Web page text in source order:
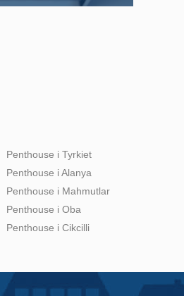
Penthouse i Tyrkiet
Penthouse i Alanya
Penthouse i Mahmutlar
Penthouse i Oba
Penthouse i Cikcilli